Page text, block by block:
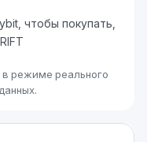
чтобы покупать,
в режиме реального